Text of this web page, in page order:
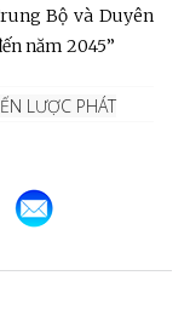
Bộ và Duyên
năm 2045”
LƯỢC PHÁT